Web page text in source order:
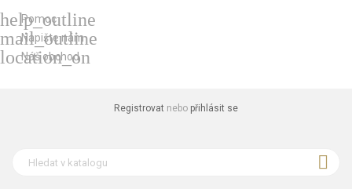
help_outline
Pomoc
mail_outline
Napište nám
location_on
Náš obchod
Registrovat nebo přihlásit se
